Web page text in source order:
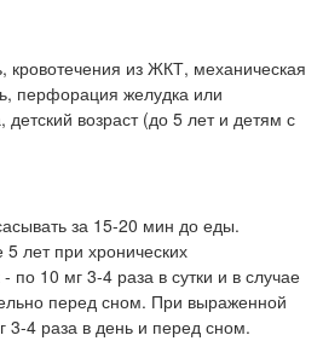
кровотечения из ЖКТ, механическая
перфорация желудка или
возраст (до 5 лет и детям с
за 15-20 мин до еды.
лет при хронических
по 10 мг 3-4 раза в сутки и в случае
перед сном. При выраженной
3-4 раза в день и перед сном.